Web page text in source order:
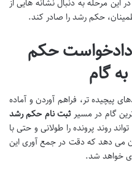
مرحله به دنبال نشانه هایی از
حکم رشد را صادر کند.
دادخواست حکم
گام
پیچیده تر، فراهم آوردن و آماده
گام در مسیرثبت نام حکم رشد
روند پرونده را طولانی و حتی با
می دهد که دقت در جمع آوری این
خواهد شد.